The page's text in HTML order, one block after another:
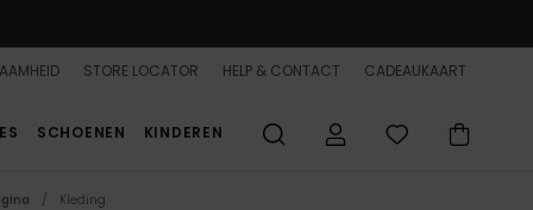
STORE LOCATOR HELP & CONTACT CADEAUKAART
SCHOENEN KINDEREN
Kleding